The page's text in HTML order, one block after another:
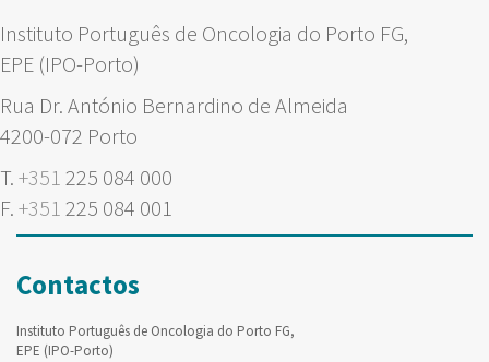
Instituto Português de Oncologia do Porto FG,
EPE (IPO-Porto)
Rua Dr. António Bernardino de Almeida
4200-072 Porto
T. +351 225 084 000
F. +351 225 084 001
Contactos
Instituto Português de Oncologia do Porto FG,
EPE (IPO-Porto)